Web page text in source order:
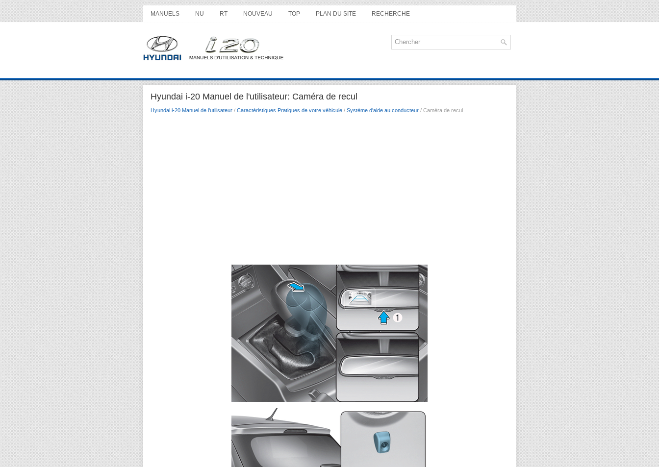
MANUELS NU RT NOUVEAU TOP PLAN DU SITE RECHERCHE
Hyundai i-20 Manuel de l'utilisateur: Caméra de recul
Hyundai i-20 Manuel de l'utilisateur / Caractéristiques Pratiques de votre véhicule / Système d'aide au conducteur / Caméra de recul